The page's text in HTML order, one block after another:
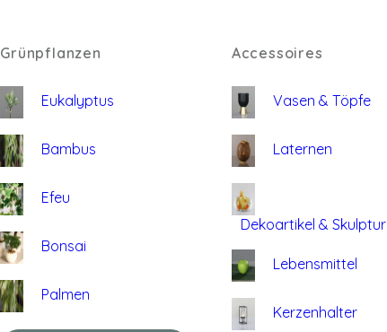
Grünpflanzen
Eukalyptus
Bambus
Efeu
Bonsai
Palmen
Accessoires
Vasen & Töpfe
Laternen
Dekoartikel &
Lebensmittel
Kerzenhalter